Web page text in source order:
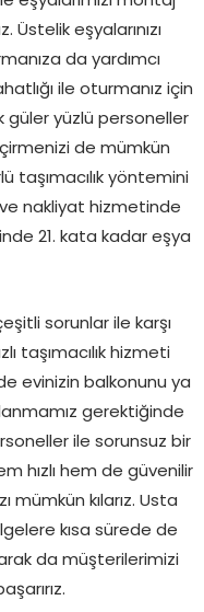
eşyalarınızı
da yardımcı
ile oturmanız için
güler yüzlü personeller
de mümkün
taşımacılık yöntemini
nakliyat hizmetinde
21. kata kadar eşya
sorunlar ile karşı
taşımacılık hizmeti
evinizin balkonunu ya
gerektiğinde
ile sorunsuz bir
hızlı hem de güvenilir
kılarız. Usta
kısa sürede de
da müşterilerimizi